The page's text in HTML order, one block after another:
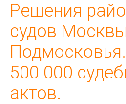
Решения
судов
500 000
актов.